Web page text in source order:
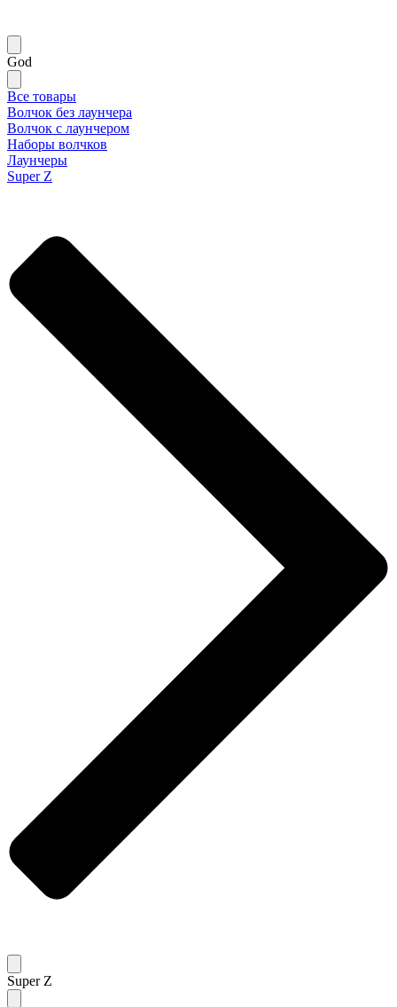
God
Все товары
Волчок без лаунчера
Волчок с лаунчером
Наборы волчков
Лаунчеры
Super Z
Super Z